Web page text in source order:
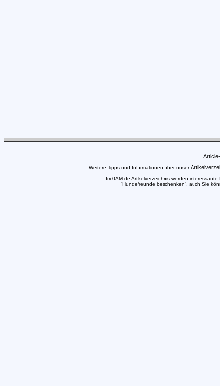
Weitere Tipps und Informationen über unser
Im 0AM.de Artikelverzeichnis werden
`Hundefreunde beschenken`, auch Sie